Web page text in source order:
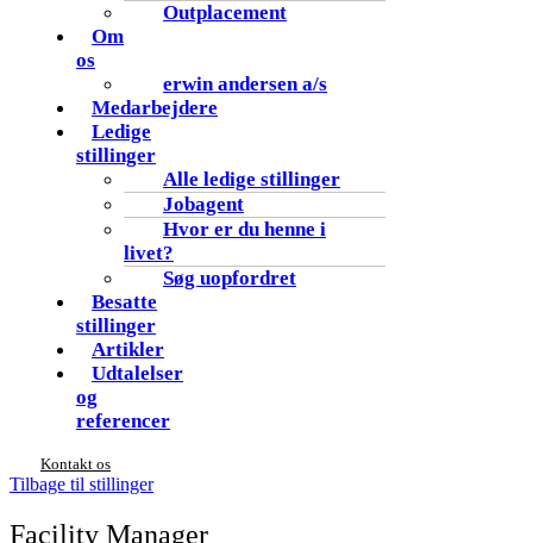
Outplacement
Om
os
erwin andersen a/s
Medarbejdere
Ledige
stillinger
Alle ledige stillinger
Jobagent
Hvor er du henne i
livet?
Søg uopfordret
Besatte
stillinger
Artikler
Udtalelser
og
referencer
Kontakt os
Tilbage til stillinger
Facility Manager